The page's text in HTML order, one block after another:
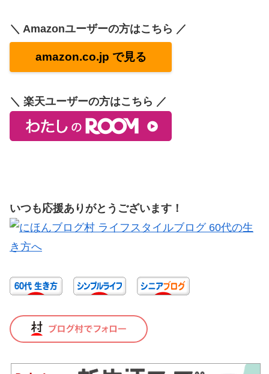
＼ Amazonユーザーの方はこちら ／
amazon.co.jp で見る
＼ 楽天ユーザーの方はこちら ／
いつも応援ありがとうございます！